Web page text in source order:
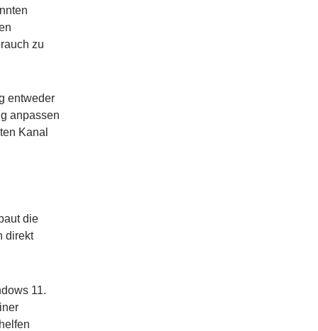
zu
entweder
anpassen
Kanal
die
direkt
11.